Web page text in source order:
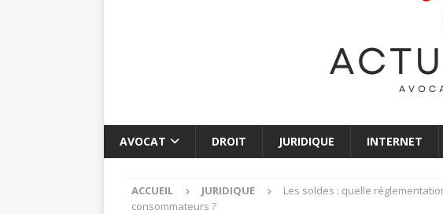
AVOCAT DROIT JURIDIQUE INTERNET
ACCUEIL JURIDIQUE
Les soldes : quelle
consommateurs ?